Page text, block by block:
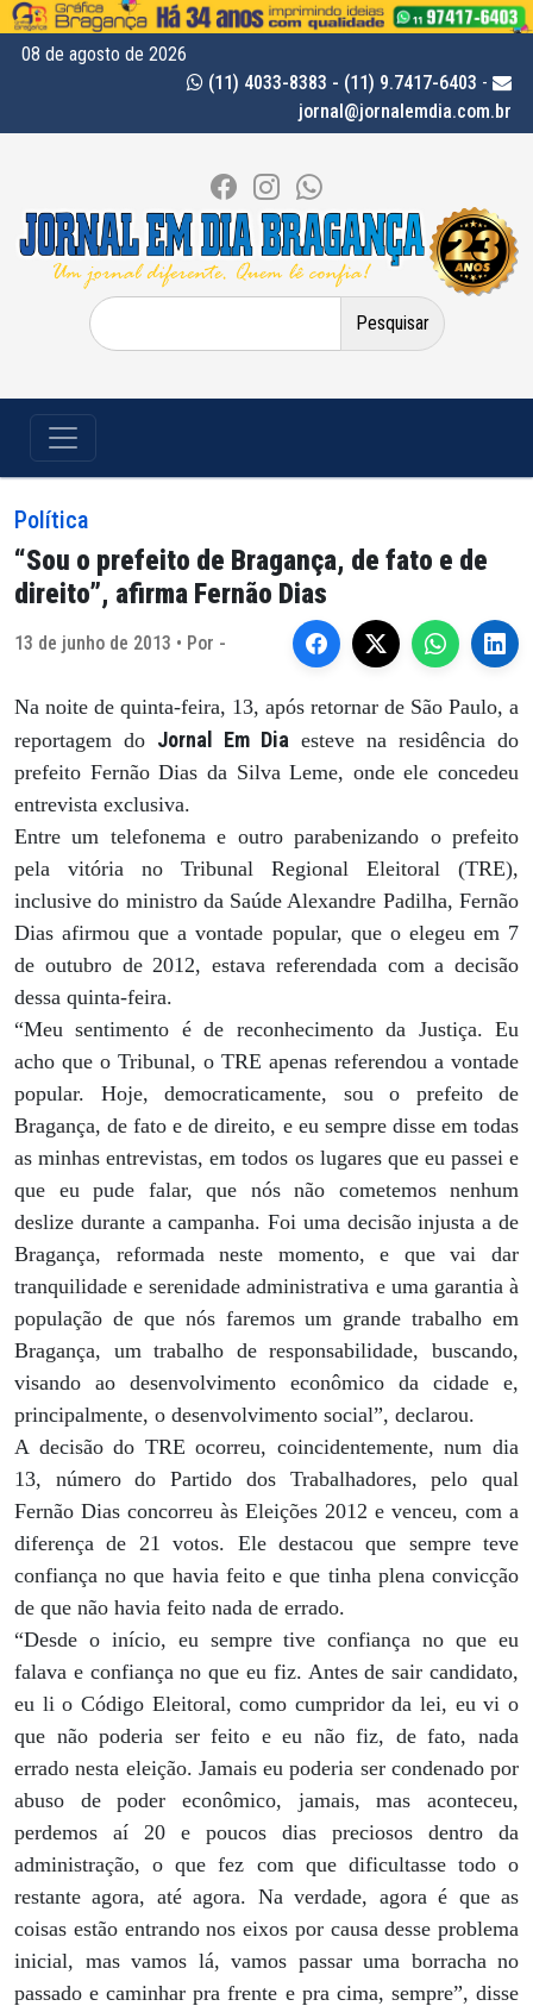
08 de agosto de 2026
(11) 4033-8383 - (11) 9.7417-6403 -
jornal@jornalemdia.com.br
Pesquisar
por:
Política
“Sou o prefeito de Bragança, de fato e de
direito”, afirma Fernão Dias
13 de junho de 2013 • Por -
Na noite de quinta-feira, 13, após retornar de São Paulo, a
reportagem do Jornal Em Dia esteve na residência do
prefeito Fernão Dias da Silva Leme, onde ele concedeu
entrevista exclusiva.
Entre um telefonema e outro parabenizando o prefeito
pela vitória no Tribunal Regional Eleitoral (TRE),
inclusive do ministro da Saúde Alexandre Padilha, Fernão
Dias afirmou que a vontade popular, que o elegeu em 7
de outubro de 2012, estava referendada com a decisão
dessa quinta-feira.
“Meu sentimento é de reconhecimento da Justiça. Eu
acho que o Tribunal, o TRE apenas referendou a vontade
popular. Hoje, democraticamente, sou o prefeito de
Bragança, de fato e de direito, e eu sempre disse em todas
as minhas entrevistas, em todos os lugares que eu passei e
que eu pude falar, que nós não cometemos nenhum
deslize durante a campanha. Foi uma decisão injusta a de
Bragança, reformada neste momento, e que vai dar
tranquilidade e serenidade administrativa e uma garantia à
população de que nós faremos um grande trabalho em
Bragança, um trabalho de responsabilidade, buscando,
visando ao desenvolvimento econômico da cidade e,
principalmente, o desenvolvimento social”, declarou.
A decisão do TRE ocorreu, coincidentemente, num dia
13, número do Partido dos Trabalhadores, pelo qual
Fernão Dias concorreu às Eleições 2012 e venceu, com a
diferença de 21 votos. Ele destacou que sempre teve
confiança no que havia feito e que tinha plena convicção
de que não havia feito nada de errado.
“Desde o início, eu sempre tive confiança no que eu
falava e confiança no que eu fiz. Antes de sair candidato,
eu li o Código Eleitoral, como cumpridor da lei, eu vi o
que não poderia ser feito e eu não fiz, de fato, nada
errado nesta eleição. Jamais eu poderia ser condenado por
abuso de poder econômico, jamais, mas aconteceu,
perdemos aí 20 e poucos dias preciosos dentro da
administração, o que fez com que dificultasse todo o
restante agora, até agora. Na verdade, agora é que as
coisas estão entrando nos eixos por causa desse problema
inicial, mas vamos lá, vamos passar uma borracha no
passado e caminhar pra frente e pra cima, sempre”, disse